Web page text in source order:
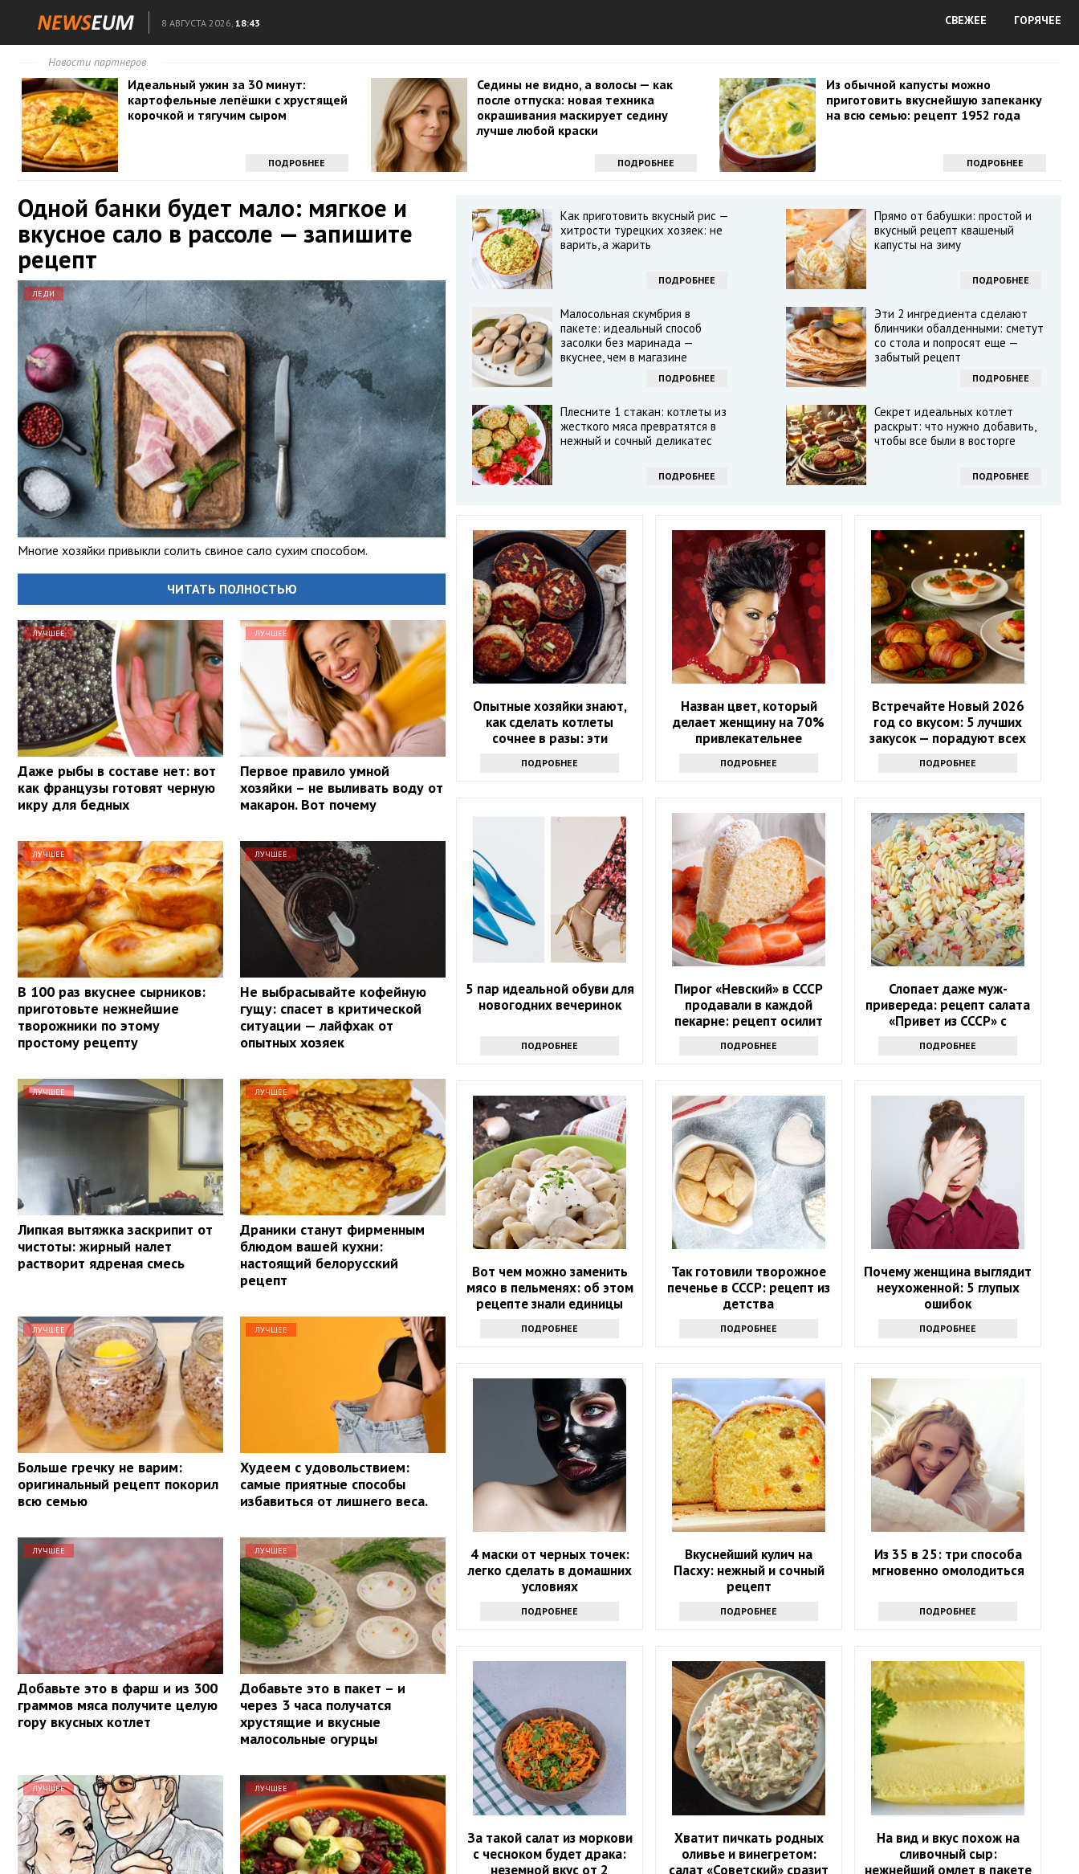
8 АВГУСТА 2026, 18:43 СВЕЖЕЕ ГОРЯЧЕЕ
Новости партнеров
Идеальный ужин за 30 минут:
картофельные лепёшки с хрустящей
корочкой и тягучим сыром
ПОДРОБНЕЕ
Седины не видно, а волосы — как
после отпуска: новая техника
окрашивания маскирует седину
лучше любой краски
ПОДРОБНЕЕ
Из обычной капусты можно
приготовить вкуснейшую запеканку
на всю семью: рецепт 1952 года
ПОДРОБНЕЕ
Одной банки будет мало: мягкое и
вкусное сало в рассоле — запишите
рецепт
ЛЕДИ
Многие хозяйки привыкли солить свиное сало сухим способом.
ЧИТАТЬ ПОЛНОСТЬЮ
ЛУЧШЕЕ
Даже рыбы в составе нет: вот
как французы готовят черную
икру для бедных
ЛУЧШЕЕ
Первое правило умной
хозяйки – не выливать воду от
макарон. Вот почему
ЛУЧШЕЕ
В 100 раз вкуснее сырников:
приготовьте нежнейшие
творожники по этому
простому рецепту
ЛУЧШЕЕ
Не выбрасывайте кофейную
гущу: спасет в критической
ситуации — лайфхак от
опытных хозяек
ЛУЧШЕЕ
Липкая вытяжка заскрипит от
чистоты: жирный налет
растворит ядреная смесь
ЛУЧШЕЕ
Драники станут фирменным
блюдом вашей кухни:
настоящий белорусский
рецепт
ЛУЧШЕЕ
Больше гречку не варим:
оригинальный рецепт покорил
всю семью
ЛУЧШЕЕ
Худеем с удовольствием:
самые приятные способы
избавиться от лишнего веса.
ЛУЧШЕЕ
Добавьте это в фарш и из 300
граммов мяса получите целую
гору вкусных котлет
ЛУЧШЕЕ
Добавьте это в пакет – и
через 3 часа получатся
хрустящие и вкусные
малосольные огурцы
ЛУЧШЕЕ ЛУЧШЕЕ
Как приготовить вкусный рис —
хитрости турецких хозяек: не
варить, а жарить
ПОДРОБНЕЕ
Прямо от бабушки: простой и
вкусный рецепт квашеный
капусты на зиму
ПОДРОБНЕЕ
Малосольная скумбрия в
пакете: идеальный способ
засолки без маринада —
вкуснее, чем в магазине
ПОДРОБНЕЕ
Эти 2 ингредиента сделают
блинчики обалденными: сметут
со стола и попросят еще —
забытый рецепт
ПОДРОБНЕЕ
Плесните 1 стакан: котлеты из
жесткого мяса превратятся в
нежный и сочный деликатес
ПОДРОБНЕЕ
Секрет идеальных котлет
раскрыт: что нужно добавить,
чтобы все были в восторге
ПОДРОБНЕЕ
Опытные хозяйки знают,
как сделать котлеты
сочнее в разы: эти
спасение
ПОДРОБНЕЕ
Назван цвет, который
делает женщину на 70%
привлекательнее
ПОДРОБНЕЕ
Встречайте Новый 2026
год со вкусом: 5 лучших
закусок — порадуют всех
гостей и Огненную Лошадь
ПОДРОБНЕЕ
5 пар идеальной обуви для
новогодних вечеринок
ПОДРОБНЕЕ
Пирог «Невский» в СССР
продавали в каждой
пекарне: рецепт осилит
даже неопытная хозяйка
ПОДРОБНЕЕ
Слопает даже муж-
привереда: рецепт салата
«Привет из СССР» с
колбасой
ПОДРОБНЕЕ
Вот чем можно заменить
мясо в пельменях: об этом
рецепте знали единицы
ПОДРОБНЕЕ
Так готовили творожное
печенье в СССР: рецепт из
детства
ПОДРОБНЕЕ
Почему женщина выглядит
неухоженной: 5 глупых
ошибок
ПОДРОБНЕЕ
4 маски от черных точек:
легко сделать в домашних
условиях
ПОДРОБНЕЕ
Вкуснейший кулич на
Пасху: нежный и сочный
рецепт
ПОДРОБНЕЕ
Из 35 в 25: три способа
мгновенно омолодиться
ПОДРОБНЕЕ
За такой салат из моркови
с чесноком будет драка:
неземной вкус от 2
Хватит пичкать родных
оливье и винегретом:
салат «Советский» сразит
На вид и вкус похож на
сливочный сыр:
нежнейший омлет в пакете